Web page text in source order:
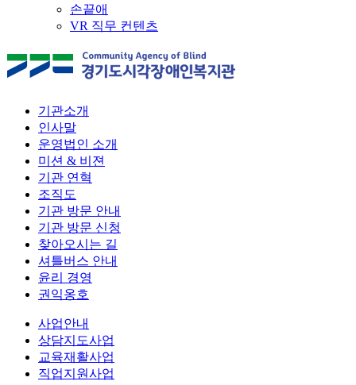
손끝애
VR 직무 컨텐츠
기관소개
인사말
운영법인 소개
미션 & 비젼
기관 연혁
조직도
기관 방문 안내
기관 방문 신청
찾아오시는 길
셔틀버스 안내
윤리 경영
권익옹호
사업안내
상담지도사업
교육재활사업
직업지원사업